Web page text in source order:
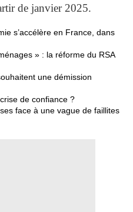
de janvier 2025.
s’accélère en France, dans
» : la réforme du RSA
une démission
de confiance ?
face à une vague de faillites